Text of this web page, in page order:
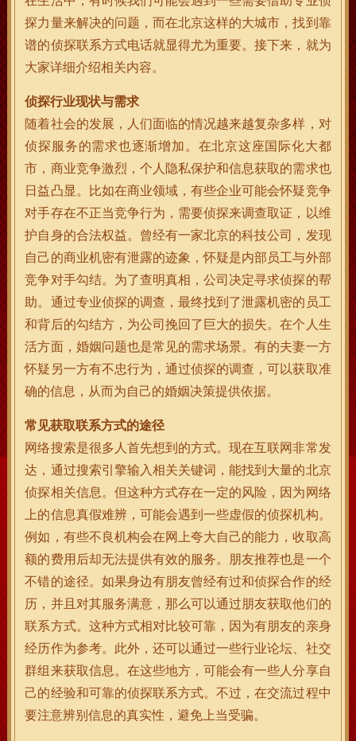
探力量来解决的问题，而在北京这样的大城市，找到靠
谱的侦探联系方式电话就显得尤为重要。接下来，就为
大家详细介绍相关内容。
侦探行业现状与需求
随着社会的发展，人们面临的情况越来越复杂多样，对
侦探服务的需求也逐渐增加。在北京这座国际化大都
市，商业竞争激烈，个人隐私保护和信息获取的需求也
日益凸显。比如在商业领域，有些企业可能会怀疑竞争
对手存在不正当竞争行为，需要侦探来调查取证，以维
护自身的合法权益。曾经有一家北京的科技公司，发现
自己的商业机密有泄露的迹象，怀疑是内部员工与外部
竞争对手勾结。为了查明真相，公司决定寻求侦探的帮
助。通过专业侦探的调查，最终找到了泄露机密的员工
和背后的勾结方，为公司挽回了巨大的损失。在个人生
活方面，婚姻问题也是常见的需求场景。有的夫妻一方
怀疑另一方有不忠行为，通过侦探的调查，可以获取准
确的信息，从而为自己的婚姻决策提供依据。
常见获取联系方式的途径
网络搜索是很多人首先想到的方式。现在互联网非常发
达，通过搜索引擎输入相关关键词，能找到大量的北京
侦探相关信息。但这种方式存在一定的风险，因为网络
上的信息真假难辨，可能会遇到一些虚假的侦探机构。
例如，有些不良机构会在网上夸大自己的能力，收取高
额的费用后却无法提供有效的服务。朋友推荐也是一个
不错的途径。如果身边有朋友曾经有过和侦探合作的经
历，并且对其服务满意，那么可以通过朋友获取他们的
联系方式。这种方式相对比较可靠，因为有朋友的亲身
经历作为参考。此外，还可以通过一些行业论坛、社交
群组来获取信息。在这些地方，可能会有一些人分享自
己的经验和可靠的侦探联系方式。不过，在交流过程中
要注意辨别信息的真实性，避免上当受骗。